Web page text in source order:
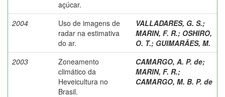
açúcar.
2004
Uso de imagens de
radar na estimativa
do ar.
VALLADARES, G. S.;
MARIN, F. R.; OSHIRO,
O. T.; GUIMARÃES, M.
2003
Zoneamento
climático da
Heveicultura no
Brasil.
CAMARGO, A. P. de;
MARIN, F. R.;
CAMARGO, M. B. P. de